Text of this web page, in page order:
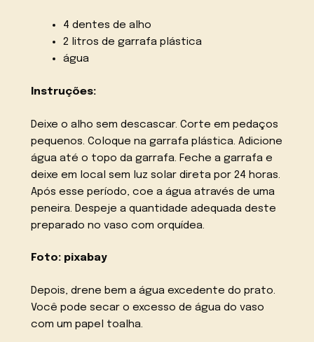
4 dentes de alho
2 litros de garrafa plástica
água
Instruções:
Deixe o alho sem descascar. Corte em pedaços
pequenos. Coloque na garrafa plástica. Adicione
água até o topo da garrafa. Feche a garrafa e
deixe em local sem luz solar direta por 24 horas.
Após esse período, coe a água através de uma
peneira. Despeje a quantidade adequada deste
preparado no vaso com orquídea.
Foto: pixabay
Depois, drene bem a água excedente do prato.
Você pode secar o excesso de água do vaso
com um papel toalha.